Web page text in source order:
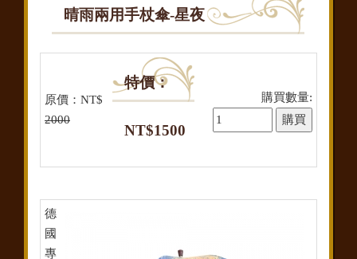
晴雨兩用手杖傘-星夜
原價：NT$
2000
特價：
NT$1500
購買數量:
德
國
專